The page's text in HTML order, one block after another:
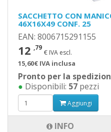
SACCHETTO CON
46X16X49 CONF. 25
EAN: 8006715291155
12 ,79
€ IVA escl.
15,60€ IVA inclusa
Pronto per la
● Disponibili: 57 pezzi
Aggiungi
INFO